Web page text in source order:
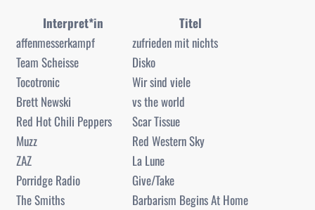
Interpret*in
Titel
affenmesserkampf
zufrieden mit nichts
Team Scheisse
Disko
Tocotronic
Wir sind viele
Brett Newski
vs the world
Red Hot Chili Peppers
Scar Tissue
Muzz
Red Western Sky
ZAZ
La Lune
Porridge Radio
Give/Take
The Smiths
Barbarism Begins At Home